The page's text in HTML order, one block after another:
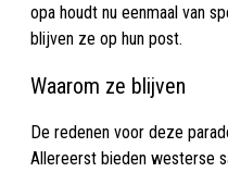
opa houdt nu eenmaal van
blijven ze op hun post.
Waarom ze blijven
De redenen voor deze
Allereerst bieden westerse